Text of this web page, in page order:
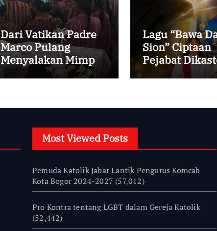
Dari Vatikan Padre
Marco Pulang
Menyalakan Mimpi
Anak-anak Desa
Lagu “Bawa
Sion” Ciptaan
Pejabat
Vatikan,
Most Viewed Posts
Pemuda Katolik Jabar Lantik Pengurus Komcab
Kota Bogor 2024-2027 (57,012)
Pro Kontra tentang LGBT dalam Gereja Katolik
(52,442)